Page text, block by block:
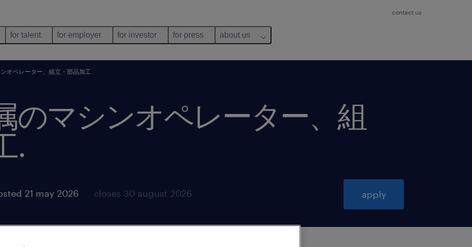
contact us
for talent for employer for investor for press about us
オペレーター、組立・部品加工
のマシンオペレーター、組
.
21 may 2026 closes 30 august 2026 apply